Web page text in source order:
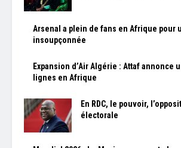
Arsenal a plein de fans en Afrique pour
insoupçonnée
Expansion d’Air Algérie : Attaf annonce
lignes en Afrique
En RDC, le pouvoir,
électorale